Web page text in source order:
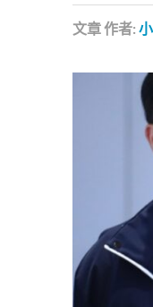
文章作者: